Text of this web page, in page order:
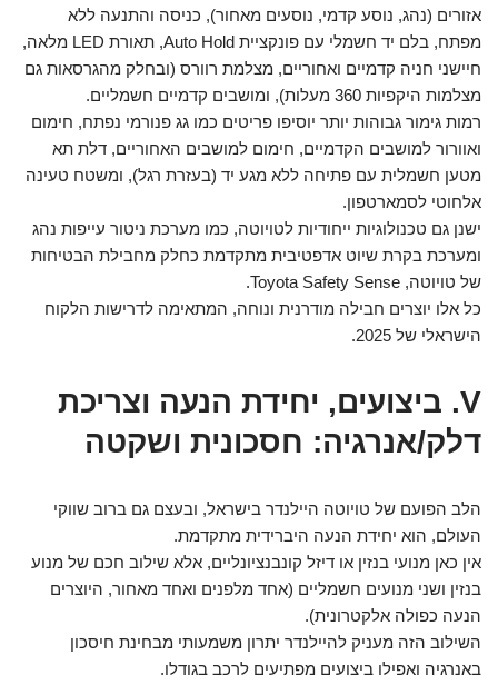
אזורים (נהג, נוסע קדמי, נוסעים מאחור), כניסה והתנעה ללא
מפתח, בלם יד חשמלי עם פונקציית Auto Hold, תאורת LED מלאה,
חיישני חניה קדמיים ואחוריים, מצלמת רוורס (ובחלק מהגרסאות גם
מצלמות היקפיות 360 מעלות), ומושבים קדמיים חשמליים.
רמות גימור גבוהות יותר יוסיפו פריטים כמו גג פנורמי נפתח, חימום
ואוורור למושבים הקדמיים, חימום למושבים האחוריים, דלת תא
מטען חשמלית עם פתיחה ללא מגע יד (בעזרת רגל), ומשטח טעינה
אלחוטי לסמארטפון.
ישנן גם טכנולוגיות ייחודיות לטויוטה, כמו מערכת ניטור עייפות נהג
ומערכת בקרת שיוט אדפטיבית מתקדמת כחלק מחבילת הבטיחות
של טויוטה, Toyota Safety Sense.
כל אלו יוצרים חבילה מודרנית ונוחה, המתאימה לדרישות הלקוח
הישראלי של 2025.
V. ביצועים, יחידת הנעה וצריכת
דלק/אנרגיה: חסכונית ושקטה
הלב הפועם של טויוטה היילנדר בישראל, ובעצם גם ברוב שווקי
העולם, הוא יחידת הנעה היברידית מתקדמת.
אין כאן מנועי בנזין או דיזל קונבנציונליים, אלא שילוב חכם של מנוע
בנזין ושני מנועים חשמליים (אחד מלפנים ואחד מאחור, היוצרים
הנעה כפולה אלקטרונית).
השילוב הזה מעניק להיילנדר יתרון משמעותי מבחינת חיסכון
באנרגיה ואפילו ביצועים מפתיעים לרכב בגודלו.